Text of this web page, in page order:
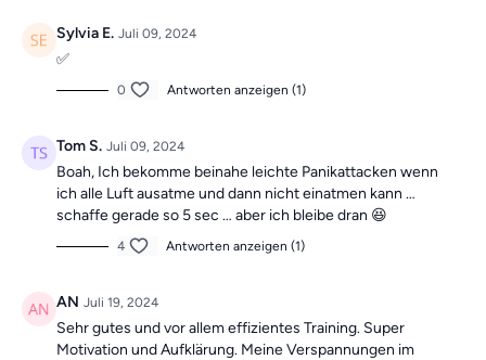
Sylvia E. Juli 09, 2024
✅️
0 Antworten anzeigen (1)
Tom S. Juli 09, 2024
Boah, Ich bekomme beinahe leichte Panikattacken wenn
ich alle Luft ausatme und dann nicht einatmen kann …
schaffe gerade so 5 sec … aber ich bleibe dran 😆
4 Antworten anzeigen (1)
AN Juli 19, 2024
Sehr gutes und vor allem effizientes Training. Super
Motivation und Aufklärung. Meine Verspannungen im